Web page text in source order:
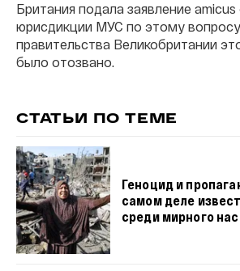
Британия подала заявление
юрисдикции МУС по этому
правительства Великобритании
было отозвано.
СТАТЬИ ПО ТЕМЕ
Геноцид и
самом деле
среди мирного